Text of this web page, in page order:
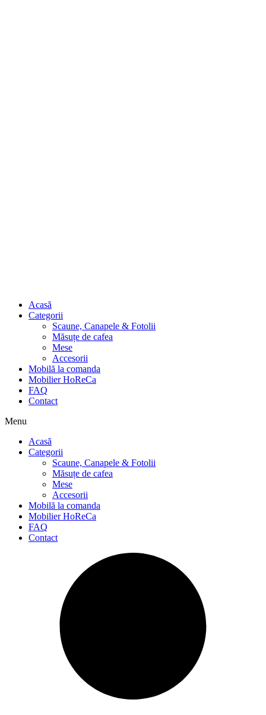
Acasă
Categorii
Scaune, Canapele & Fotolii
Măsuțe de cafea
Mese
Accesorii
Mobilă la comanda
Mobilier HoReCa
FAQ
Contact
Menu
Acasă
Categorii
Scaune, Canapele & Fotolii
Măsuțe de cafea
Mese
Accesorii
Mobilă la comanda
Mobilier HoReCa
FAQ
Contact